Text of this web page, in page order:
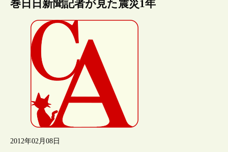
巻日日新聞記者が見た震災1年
2012年02月08日